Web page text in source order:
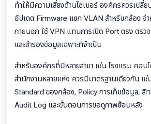
ทำให้มีความเสี่ยงด้านไซเบอร์ องค์กรควรเปลี่
อัปเดต Firmware แยก VLAN สำหรับกล้อง จำ
ภายนอก ใช้ VPN แทนการเปิด Port ตรง ตรว
และสำรองข้อมูลเฉพาะที่จำเป็น
สำหรับองค์กรที่มีหลายสาขา เช่น โรงแรม คอน
สำนักงานหลายแห่ง ควรมีมาตรฐานเดียวกัน เ
Standard ของกล้อง, Policy การเก็บข้อมูล, สิท
Audit Log และขั้นตอนการขอดูภาพย้อนหลัง